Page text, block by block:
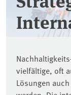
vielfältige, oft
Lösungen